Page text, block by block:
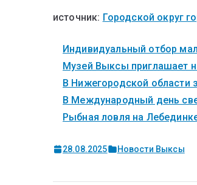
источник: Городской округ
Индивидуальный отбор
Музей Выксы приглашает
В Нижегородской области
В Международный день
Рыбная ловля на
28.08.2025 Новости Выксы